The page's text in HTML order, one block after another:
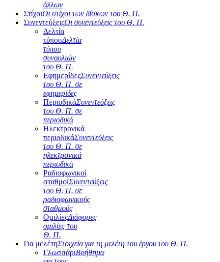
άλλων
ΣτίχοιΟι στίχοι των δίσκων του Θ. Π.
ΣυνεντεύξειςΟι συνεντεύξεις του Θ. Π.
Δελτία
τύπουΔελτία
τύπου
συναυλιών
του Θ. Π.
ΕφημερίδεςΣυνεντεύξεις
του Θ. Π. σε
εφημερίδες
ΠεριοδικάΣυνεντεύξεις
του Θ. Π. σε
περιοδικά
Ηλεκτρονικά
περιοδικάΣυνεντεύξεις
του Θ. Π. σε
ηλεκτρονικά
περιοδικά
Ραδιοφωνικοί
σταθμοίΣυνεντεύξεις
του Θ. Π. σε
ραδιοφωνικούς
σταθμούς
ΟμιλίεςΔιάφορες
ομιλίες του
Θ. Π.
Για μελέτηΣτοιχεία για τη μελέτη του έργου του Θ. Π.
ΓλωσσάριΒοήθημα